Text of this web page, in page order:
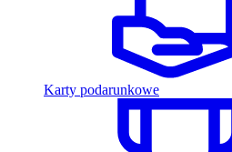
Karty podarunkowe